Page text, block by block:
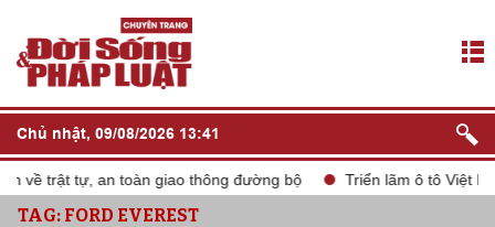
Chủ nhật, 09/08/2026 13:41
an toàn giao thông đường bộ Triển lãm ô tô Việt Nam VMS
TAG: FORD EVEREST